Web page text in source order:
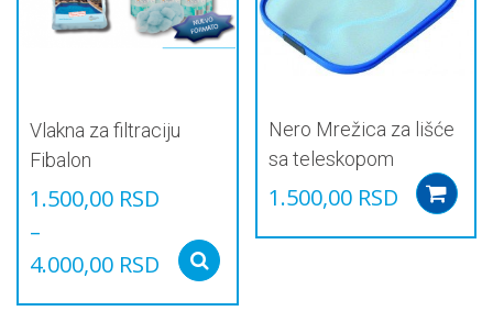
Vlakna za filtraciju
Fibalon
1.500,00 RSD
–
4.000,00 RSD
Nero Mrežica za lišće
sa teleskopom
1.500,00 RSD